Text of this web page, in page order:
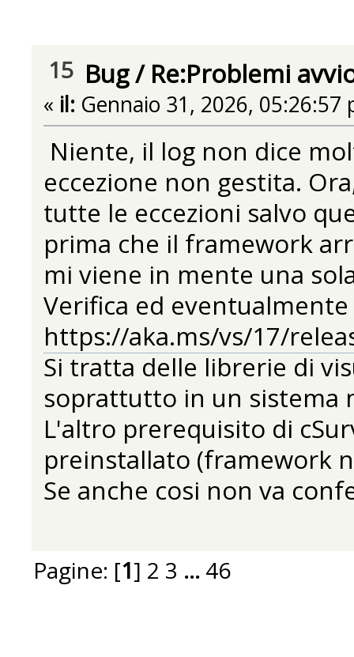
15 Bug/ Re:Problemi
« il: Gennaio 31, 2026, 05:26:57
Niente, il log non dice
eccezione non gestita.
tutte le eccezioni salvo
prima che il framework
mi viene in mente una
Verifica ed
https://aka.ms/vs/17/
Si tratta delle librerie di
soprattutto in un sistema
L'altro prerequisito di
preinstallato (framework
Se anche cosi non va
Pagine: [1] 2 3 ... 46